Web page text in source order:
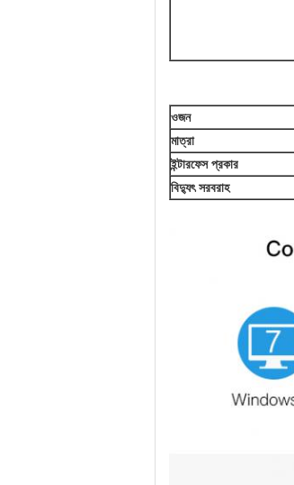
ওজন
মাত্রা
ইন্টারফেস প্রকার
বিদ্যুৎ সরবরাহ